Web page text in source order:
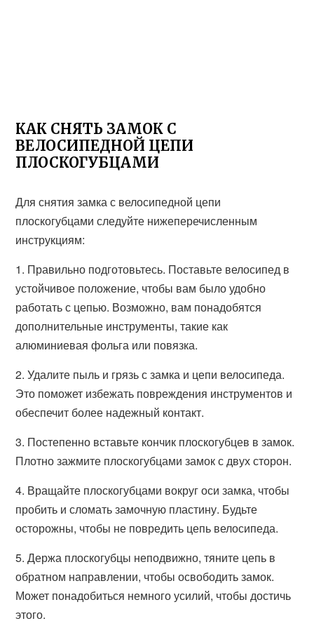
КАК СНЯТЬ ЗАМОК С
ВЕЛОСИПЕДНОЙ ЦЕПИ
ПЛОСКОГУБЦАМИ
Для снятия замка с велосипедной цепи
плоскогубцами следуйте нижеперечисленным
инструкциям:
1. Правильно подготовьтесь. Поставьте велосипед в
устойчивое положение, чтобы вам было удобно
работать с цепью. Возможно, вам понадобятся
дополнительные инструменты, такие как
алюминиевая фольга или повязка.
2. Удалите пыль и грязь с замка и цепи велосипеда.
Это поможет избежать повреждения инструментов и
обеспечит более надежный контакт.
3. Постепенно вставьте кончик плоскогубцев в замок.
Плотно зажмите плоскогубцами замок с двух сторон.
4. Вращайте плоскогубцами вокруг оси замка, чтобы
пробить и сломать замочную пластину. Будьте
осторожны, чтобы не повредить цепь велосипеда.
5. Держа плоскогубцы неподвижно, тяните цепь в
обратном направлении, чтобы освободить замок.
Может понадобиться немного усилий, чтобы достичь
этого.